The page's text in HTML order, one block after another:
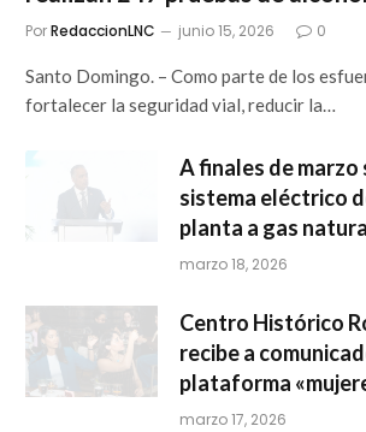
PorRedaccionLNC junio 15, 2026 0
Santo Domingo. – Como parte de los
fortalecer la seguridad vial, reducir la…
A finales de marzo
sistema eléctrico
planta a gas
marzo 18, 2026
Centro Histórico
recibe a
plataforma
marzo 17, 2026